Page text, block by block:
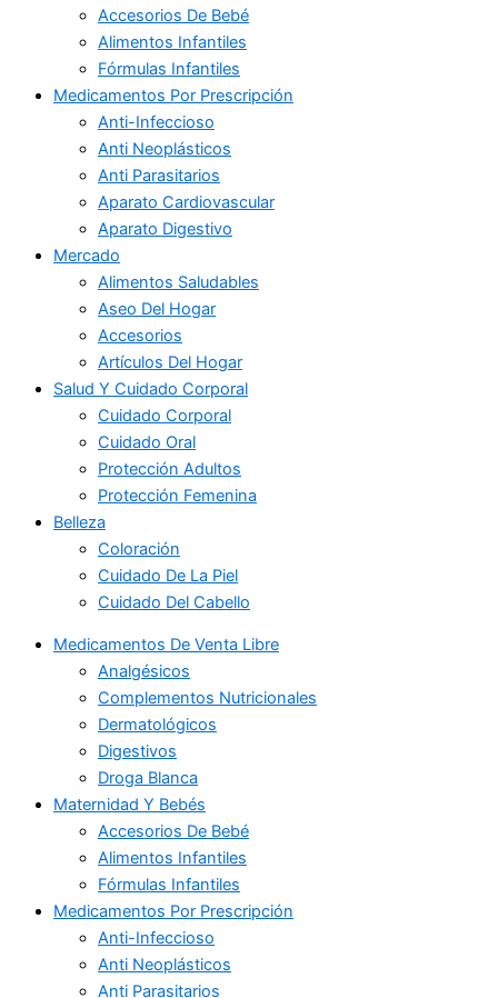
Accesorios De Bebé
Alimentos Infantiles
Fórmulas Infantiles
Medicamentos Por Prescripción
Anti-Infeccioso
Anti Neoplásticos
Anti Parasitarios
Aparato Cardiovascular
Aparato Digestivo
Mercado
Alimentos Saludables
Aseo Del Hogar
Accesorios
Artículos Del Hogar
Salud Y Cuidado Corporal
Cuidado Corporal
Cuidado Oral
Protección Adultos
Protección Femenina
Belleza
Coloración
Cuidado De La Piel
Cuidado Del Cabello
Medicamentos De Venta Libre
Analgésicos
Complementos Nutricionales
Dermatológicos
Digestivos
Droga Blanca
Maternidad Y Bebés
Accesorios De Bebé
Alimentos Infantiles
Fórmulas Infantiles
Medicamentos Por Prescripción
Anti-Infeccioso
Anti Neoplásticos
Anti Parasitarios